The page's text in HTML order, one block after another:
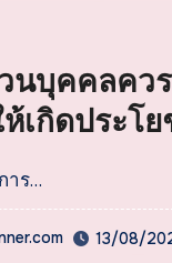
นบุคคลคว
เกิดประโ
าร…
13/08/